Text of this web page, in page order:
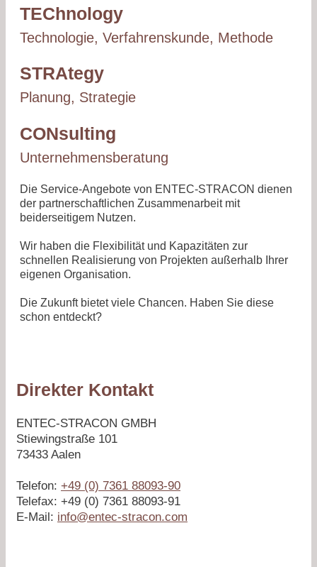
TEChnology
Technologie, Verfahrenskunde, Methode
STRAtegy
Planung, Strategie
CONsulting
Unternehmensberatung
Die Service-Angebote von ENTEC-STRACON dienen
der partner­schaft­lichen Zusammenarbeit mit
beiderseitigem Nutzen.
Wir haben die Flexibilität und Kapazitäten zur
schnellen Realisierung von Projekten außerhalb Ihrer
eigenen Organisation.
Die Zukunft bietet viele Chancen. Haben Sie diese
schon entdeckt?
Direkter Kontakt
ENTEC-STRACON GMBH
Stiewingstraße 101
73433 Aalen
Telefon: +49 (0) 7361 88093-90
Telefax: +49 (0) 7361 88093-91
E-Mail: info@entec-stracon.com